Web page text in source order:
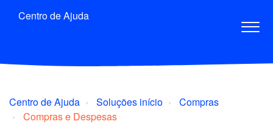
Centro de Ajuda
Centro de Ajuda Soluções início
Compras
Compras e Despesas